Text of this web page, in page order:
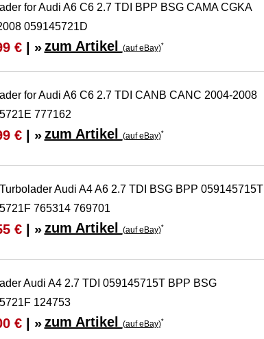
for Audi A6 C6 2.7 TDI BPP BSG CAMA CGKA
059145721D
€| » zum Artikel (auf eBay)*
for Audi A6 C6 2.7 TDI CANB CANC 2004-2008
777162
€| » zum Artikel (auf eBay)*
Audi A4 A6 2.7 TDI BSG BPP 059145715T
765314 769701
€| » zum Artikel (auf eBay)*
Audi A4 2.7 TDI 059145715T BPP BSG
124753
€| » zum Artikel (auf eBay)*